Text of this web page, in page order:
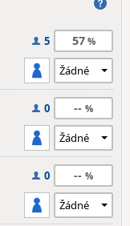
5 57
0 --
0 --